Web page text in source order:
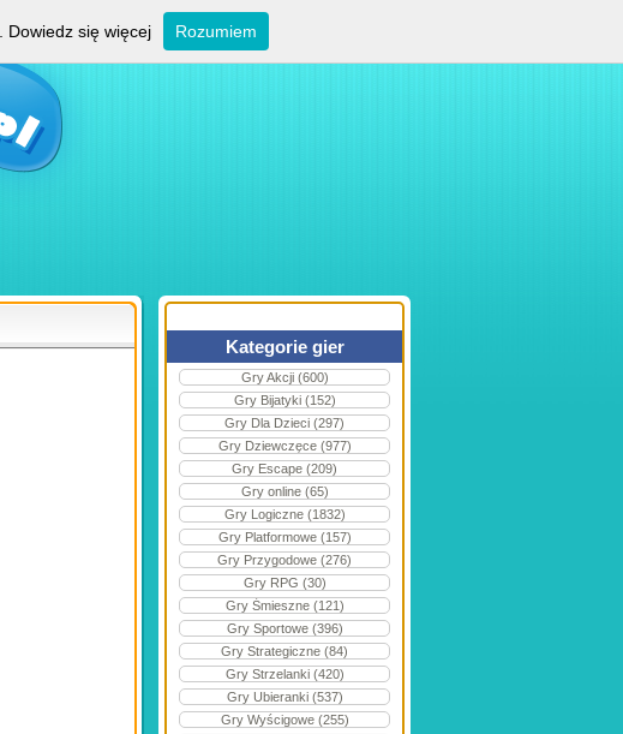
Kategorie gier
Gry Akcji (600)
Gry Bijatyki (152)
Gry Dla Dzieci (297)
Gry Dziewczęce (977)
Gry Escape (209)
Gry online (65)
Gry Logiczne (1832)
Gry Platformowe (157)
Gry Przygodowe (276)
Gry RPG (30)
Gry Śmieszne (121)
Gry Sportowe (396)
Gry Strategiczne (84)
Gry Strzelanki (420)
Gry Ubieranki (537)
Gry Wyścigowe (255)
Dowiedz się więcej Rozumiem